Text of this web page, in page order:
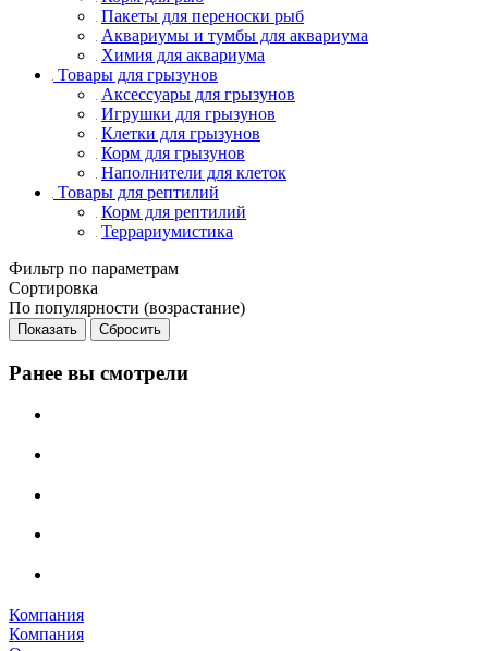
Пакеты для переноски рыб
Аквариумы и тумбы для аквариума
Химия для аквариума
Товары для грызунов
Аксессуары для грызунов
Игрушки для грызунов
Клетки для грызунов
Корм для грызунов
Наполнители для клеток
Товары для рептилий
Корм для рептилий
Террариумистика
Фильтр по параметрам
Сортировка
По популярности (возрастание)
Сбросить
Ранее вы смотрели
Компания
Компания